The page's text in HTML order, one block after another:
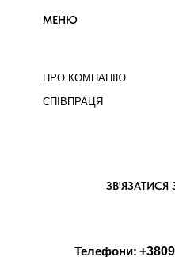
ПРО КОМПАНІЮ
СПІВПРАЦЯ
ЗВ'ЯЗАТИСЯ
Телефони:
МЕНЮ